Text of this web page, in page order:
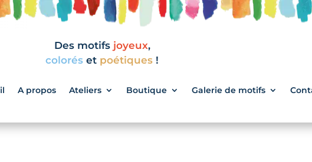
Des motifs joyeux,
colorés et poétiques !
A propos Ateliers Boutique Galerie de motifs